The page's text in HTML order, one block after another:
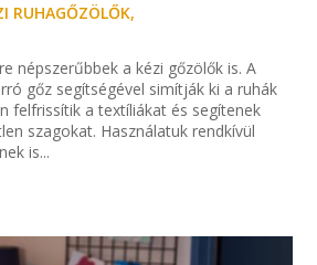
RUHAGŐZÖLŐK,
népszerűbbek a kézi gőzölők is. A
gőz segítségével simítják ki a ruhák
felfrissítik a textíliákat és segítenek
szagokat. Használatuk rendkívül
is...